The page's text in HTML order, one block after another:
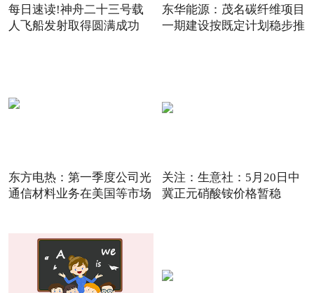
每日速读!神舟二十三号载
人飞船发射取得圆满成功
东华能源：茂名碳纤维项目
一期建设按既定计划稳步推
东方电热：第一季度公司光
通信材料业务在美国等市场
关注：生意社：5月20日中
冀正元硝酸铵价格暂稳